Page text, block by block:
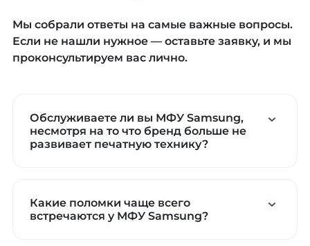
Мы собрали ответы на самые важные вопросы.
Если не нашли нужное — оставьте заявку, и мы
проконсультируем вас лично.
Обслуживаете ли вы МФУ Samsung,
несмотря на то что бренд больше не
развивает печатную технику?
Какие поломки чаще всего
встречаются у МФУ Samsung?